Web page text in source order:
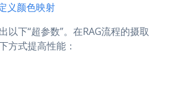
义颜色映射
以下“超参数”。在RAG流程的摄取
方式提高性能：